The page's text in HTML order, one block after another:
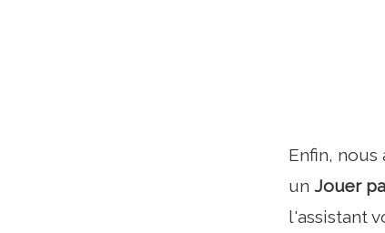
Enfin, nous
un Jouer
l'assistant